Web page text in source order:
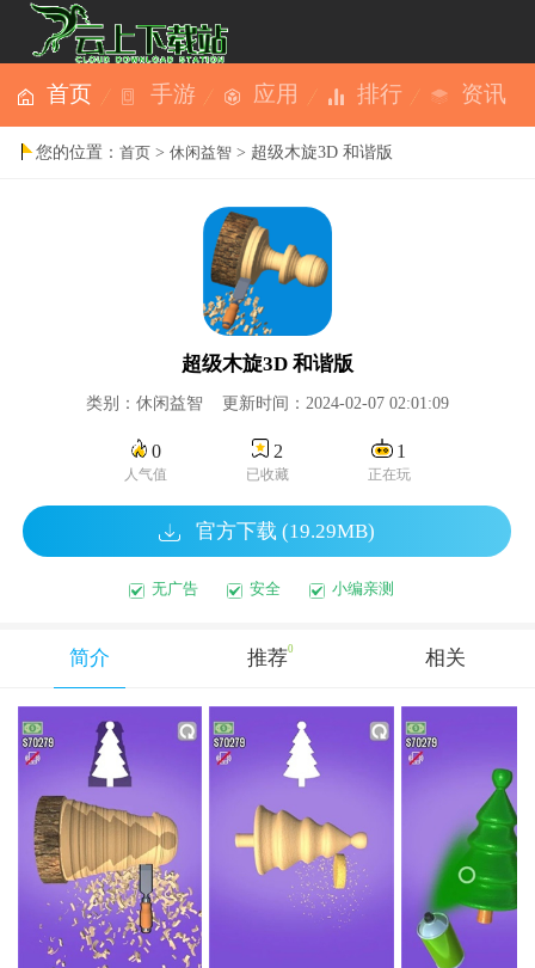
首页 手游 应用 排行 资讯
您的位置：首页 >休闲益智 > 超级木旋3D 和谐版
超级木旋3D 和谐版
类别：休闲益智 更新时间：2024-02-07 02:01:09
0
人气值
2
已收藏
1
正在玩
官方下载 (19.29MB)
无广告 安全 小编亲测
简介 推荐0 相关